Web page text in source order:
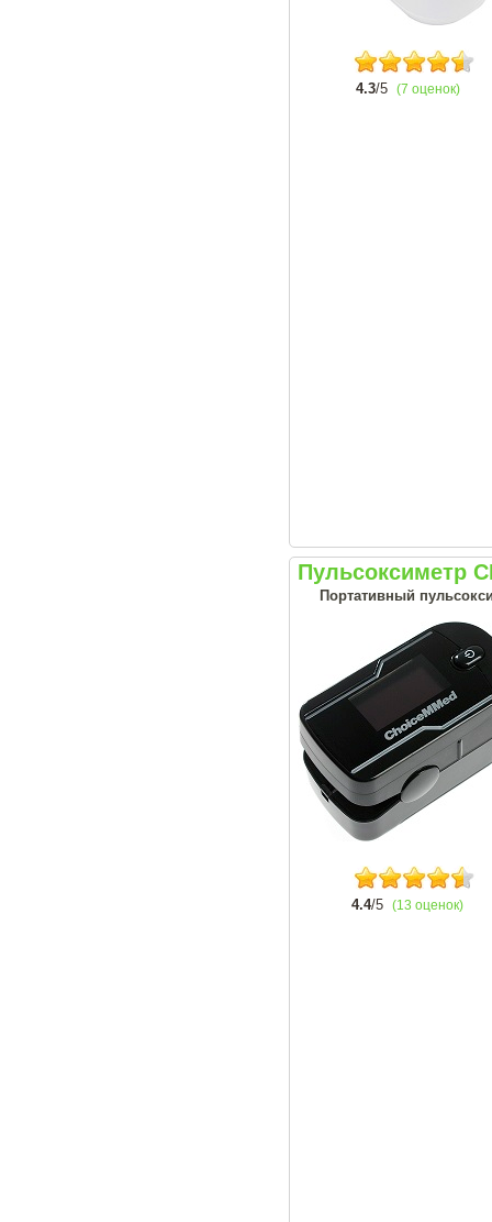
4.3/5 (7 оценок)
Пульсоксиметр
Портативный
4.4/5 (13 оценок)